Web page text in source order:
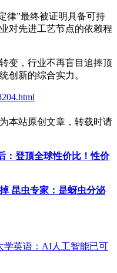
律”最终被证明具备可持
对先进工艺节点的依赖程
变，行业不再盲目追捧顶
创新的综合实力。
本站原创文章，转载时请
：登顶全球性价比！性价
昆虫专家：是蚜虫分泌